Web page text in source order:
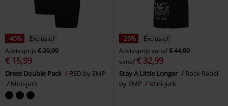
-46%
Exclusief
Adviesprijs € 29,99
€ 15,99
Dress Double-Pack
RED by EMP
Mini-jurk
-26%
Exclusief
Adviesprijs vanaf€ 44,99
vanaf€ 32,99
Stay A Little Longer
Rock Rebel
by EMP
Mini-jurk